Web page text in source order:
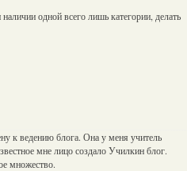
одной всего лишь категории, делать
к ведению блога. Она у меня учитель
мне лицо создало Училкин блог.
множество.